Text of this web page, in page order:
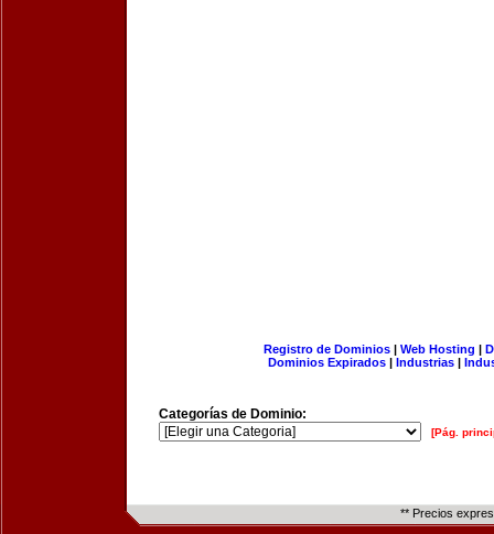
Registro de Dominios| Web Hosting |
Dominios Expirados | Industrias |
Categorías de Dominio:
[Pág.
** Precios